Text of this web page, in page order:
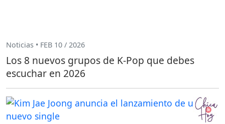
Noticias • FEB 10 / 2026
Los 8 nuevos grupos de K-Pop que debes
escuchar en 2026